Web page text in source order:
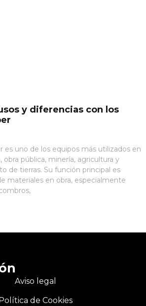
y diferencias con los
es uno de los equipos más utilizados en
obra pública, minería, agricultura y
de tierras. Su función principal es
materiales en obra, especialmente
Aviso legal
Política de Cookies